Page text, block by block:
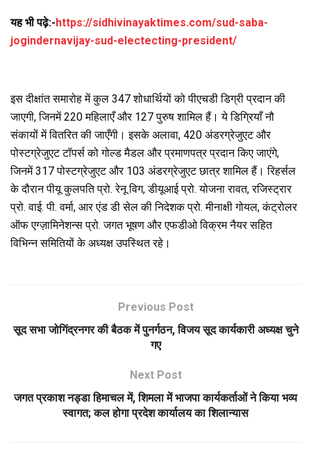
यह भी पढ़े:-https://sidhivinayaktimes.com/sud-saba-
jogindernavijay-sud-electecting-president/
इस दीक्षांत समारोह में कुल 347 शोधार्थियों को पीएचडी डिग्री प्रदान की
जाएगी, जिनमें 220 महिलाएँ और 127 पुरुष शामिल हैं। ये डिग्रियाँ नौ
संकायों में वितरित की जाएँगी। इसके अलावा, 420 अंडरग्रेजुएट और
पोस्टग्रेजुएट टॉपर्स को गोल्ड मैडल और प्रमाणपत्र प्रदान किए जाएंगे,
जिनमें 317 पोस्टग्रेजुएट और 103 अंडरग्रेजुएट छात्र शामिल हैं। रिहर्सल
के दौरान पीयू कुलपति प्रो. रेनू विग, डीयूआई प्रो. योजना रावत, रजिस्ट्रार
प्रो. वाई. पी. वर्मा, आर एंड डी सेल की निदेशक प्रो. मीनाक्षी गोयल, कंट्रोलर
ऑफ एग्ज़ामिनेशन्स प्रो. जगत भूषण और एफडीओ विक्रम नैयर सहित
विभिन्न समितियों के अध्यक्ष उपस्थित रहे।
Previous Post
सूद सभा जोगिंद्रनगर की बैठक में पुनर्गठन, विजय सूद कार्यकारी अध्यक्ष चुने
गए
Next Post
जगत प्रकाश नड्डा हिमाचल में, शिमला में भाजपा कार्यकर्ताओं ने किया भव्य
स्वागत; कल होगा प्रदेश कार्यालय का शिलान्यास